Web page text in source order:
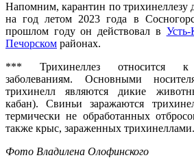
Напомним, карантин по
на год летом 2023 года в
прошлом году он действовал в
Печорском районах.
*** Трихинеллез относится к
заболеваниям. Основными
трихинелл являются дикие
кабан). Свиньи заражаются
термически не обработанных
также крыс, зараженных трихинеллами.
Фото Владилена Олофинского